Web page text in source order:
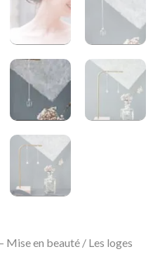
Mise en beauté / Les loges